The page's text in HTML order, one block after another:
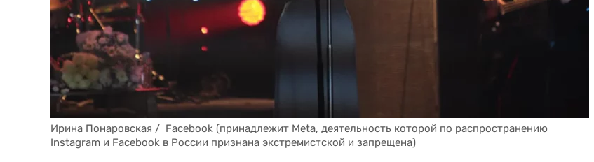
Ирина Понаровская /  Facebook (принадлежит Meta, деятельность которой по распространению
Instagram и Facebook в России признана экстремистской и запрещена)